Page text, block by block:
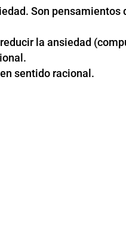
Son pensamientos
la ansiedad
sentido racional.